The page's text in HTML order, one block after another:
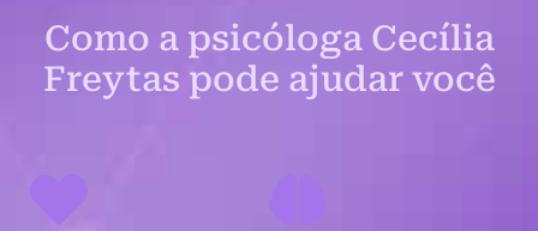
Como a psicóloga Cecília
Freytas pode ajudar você